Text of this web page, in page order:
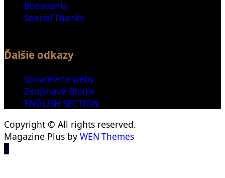
Bodovania
Special Thanks
Ďalšie odkazy
Spriatelené weby
Zaujímavé čítanie
ENGLISH SECTION
Copyright © All rights reserved.
Magazine Plus by WEN Themes